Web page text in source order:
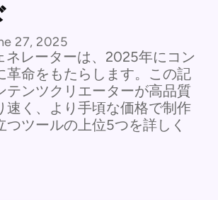
27, 2025
ネレーターは、2025年にコン
革命をもたらします。この記
テンツクリエーターが高品質
速く、より手頃な価格で制作
つツールの上位5つを詳しく